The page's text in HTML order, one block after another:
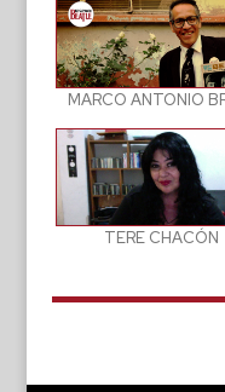
MARCO ANTONIO
TERE CHACÓN